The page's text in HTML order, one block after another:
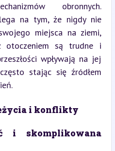
obronnych.
na tym, że nigdy nie
miejsca na ziemi,
są trudne i
wpływają na jej
stając się źródłem
i konflikty
i skomplikowana